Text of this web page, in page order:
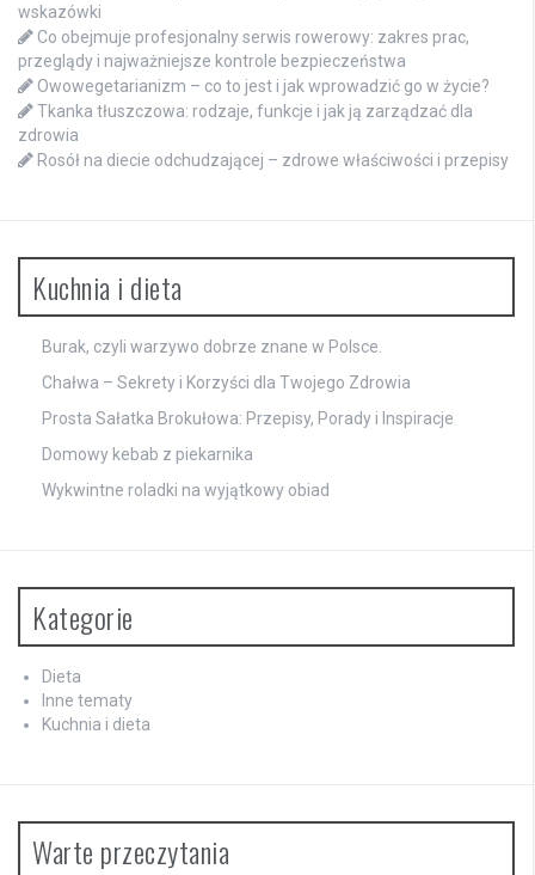
wskazówki
Co obejmuje profesjonalny serwis rowerowy: zakres prac,
przeglądy i najważniejsze kontrole bezpieczeństwa
Owowegetarianizm – co to jest i jak wprowadzić go w życie?
Tkanka tłuszczowa: rodzaje, funkcje i jak ją zarządzać dla
zdrowia
Rosół na diecie odchudzającej – zdrowe właściwości i przepisy
Kuchnia i dieta
Burak, czyli warzywo dobrze znane w Polsce.
Chałwa – Sekrety i Korzyści dla Twojego Zdrowia
Prosta Sałatka Brokułowa: Przepisy, Porady i Inspiracje
Domowy kebab z piekarnika
Wykwintne roladki na wyjątkowy obiad
Kategorie
Dieta
Inne tematy
Kuchnia i dieta
Warte przeczytania